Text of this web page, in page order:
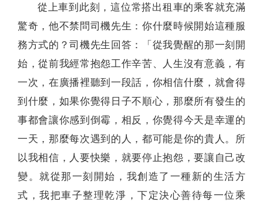
從上車到此刻，這位常搭出租車的乘客就充滿
驚奇，他不禁問司機先生：你什麼時候開始這種服
務方式的？司機先生回答：「從我覺醒的那一刻開
始，從前我經常抱怨工作辛苦、人生沒有意義，有
一次，在廣播裡聽到一段話，你相信什麼，就會得
到什麼，如果你覺得日子不順心，那麼所有發生的
事都會讓你感到倒霉，相反，你覺得今天是幸運的
一天，那麼每次遇到的人，都可能是你的貴人。所
以我相信，人要快樂，就要停止抱怨，要讓自己改
變。就從那一刻開始，我創造了一種新的生活方
式，我把車子整理乾淨，下定決心善待每一位乘